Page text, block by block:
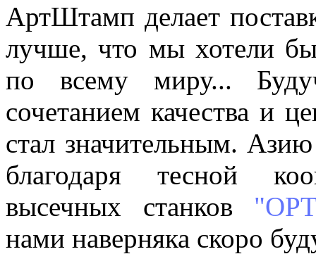
АртШтамп делает
лучше, что мы хотели бы
по всему миру...
сочетанием качества и
стал значительным.
благодаря тесной
высечных станков
нами наверняка скоро